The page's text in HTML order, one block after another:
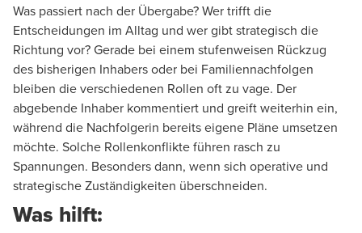
Was passiert nach der Übergabe? Wer trifft die
Entscheidungen im Alltag und wer gibt strategisch die
Richtung vor? Gerade bei einem stufenweisen Rückzug
des bisherigen Inhabers oder bei Familiennachfolgen
bleiben die verschiedenen Rollen oft zu vage. Der
abgebende Inhaber kommentiert und greift weiterhin ein,
während die Nachfolgerin bereits eigene Pläne umsetzen
möchte. Solche Rollenkonflikte führen rasch zu
Spannungen. Besonders dann, wenn sich operative und
strategische Zuständigkeiten überschneiden.
Was hilft: